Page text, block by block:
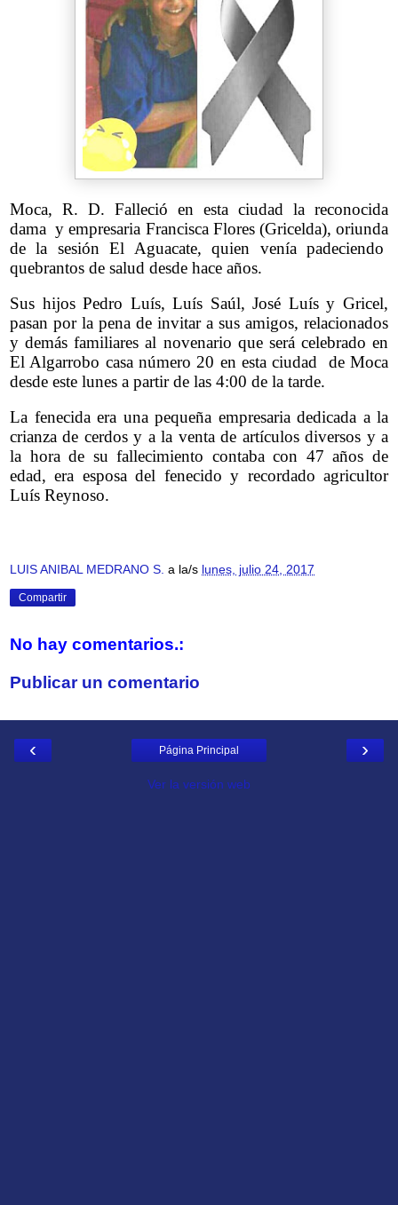
Moca, R. D. Falleció en esta ciudad la reconocida
dama y empresaria Francisca Flores (Gricelda), oriunda
de la sesión El Aguacate, quien venía padeciendo
quebrantos de salud desde hace años.
Sus hijos Pedro Luís, Luís Saúl, José Luís y Gricel,
pasan por la pena de invitar a sus amigos, relacionados
y demás familiares al novenario que será celebrado en
El Algarrobo casa número 20 en esta ciudad de Moca
desde este lunes a partir de las 4:00 de la tarde.
La fenecida era una pequeña empresaria dedicada a la
crianza de cerdos y a la venta de artículos diversos y a
la hora de su fallecimiento contaba con 47 años de
edad, era esposa del fenecido y recordado agricultor
Luís Reynoso.
LUIS ANIBAL MEDRANO S. a la/s lunes, julio 24, 2017
Compartir
No hay comentarios.:
Publicar un comentario
‹ ›
Página Principal
Ver la versión web